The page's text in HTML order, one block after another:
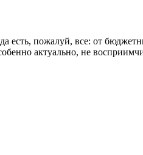
есть, пожалуй, все: от
актуально, не